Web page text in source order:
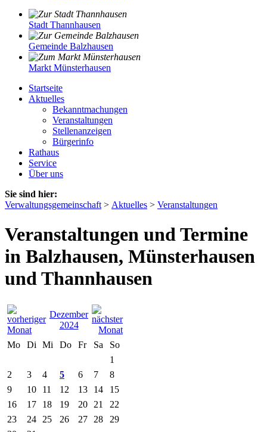
Stadt Thannhausen
Gemeinde Balzhausen
Markt Münsterhausen
Startseite
Aktuelles
Bekanntmachungen
Veranstaltungen
Stellenanzeigen
Bürgerinfo
Rathaus
Service
Über uns
Sie sind hier:
Verwaltungsgemeinschaft > Aktuelles > Veranstaltungen
Veranstaltungen und Termine
in Balzhausen, Münsterhausen
und Thannhausen
Dezember
2024
Mo
Di Mi Do Fr Sa
So
1
2
3 4 5 6 7
8
9
10 11 12 13 14
15
16
17 18 19 20 21
22
23
24 25 26 27 28
29